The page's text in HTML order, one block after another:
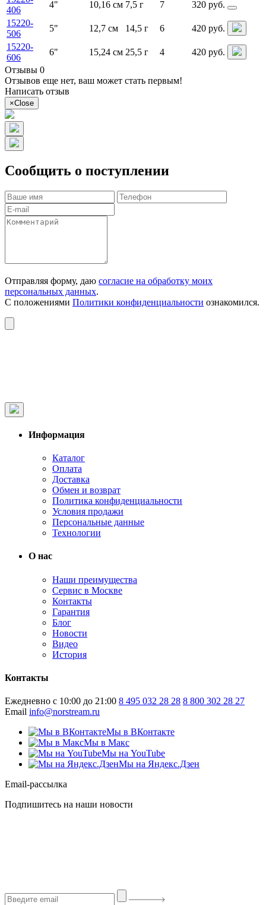
406
4" 10,16 см 7,5 г 7
320 руб.
15220-
506
5" 12,7 см 14,5 г 6
420 руб.
15220-
606
6" 15,24 см 25,5 г 4
420 руб.
Отзывы 0
Отзывов еще нет, ваш может стать первым!
Написать отзыв
×Close
Сообщить о поступлении
Отправляя форму, даю согласие на обработку моих
персональных данных.
С положениями Политики конфиденциальности ознакомился.
Информация
Каталог
Оплата
Доставка
Обмен и возврат
Политика конфиденциальности
Условия продажи
Персональные данные
Технологии
О нас
Наши преимущества
Сервис в Москве
Контакты
Гарантия
Блог
Новости
Видео
История
Контакты
Ежедневно с 10:00 до 21:00 8 495 032 28 28 8 800 302 28 27
Email info@norstream.ru
Мы в ВКонтакте
Мы в Макс
Мы на YouTube
Мы на Яндекс.Дзен
Email-рассылка
Подпишитесь на наши новости